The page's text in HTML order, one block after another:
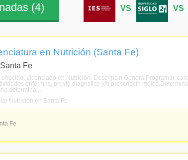
(4)
VS
VS
en Nutrición (Santa Fe)
Santa Fe
ofrecido: Licenciado en Nutrición. Descripcin GeneralProgramar,
enfermas, previo diagnstico y/o prescripcin
determina ...
Nutrición en Santa Fe
Fe